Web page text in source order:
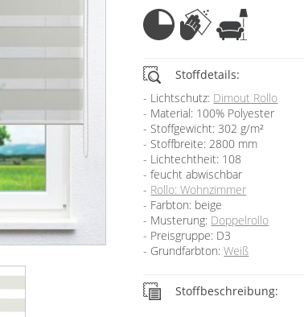
Stoffdetails:
Lichtschutz: Dimout Rollo
Material: 100% Polyester
Stoffgewicht: 302 g/m²
Stoffbreite: 2800 mm
Lichtechtheit: 108
feucht abwischbar
Rollo: Wohnzimmer
Farbton: beige
Musterung: Doppelrollo
Preisgruppe: D3
Grundfarbton:Weiß
Stoffbeschreibung: